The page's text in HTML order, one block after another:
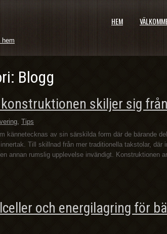
hem
HEM
Blogg
skiljer sig
, Tips
kännetecknas av sin särskilda form där de bärande
Till skillnad från mer traditionella takstolar, där
annan rumslig upplevelse invändigt. Konstruktionen
och energilagring för